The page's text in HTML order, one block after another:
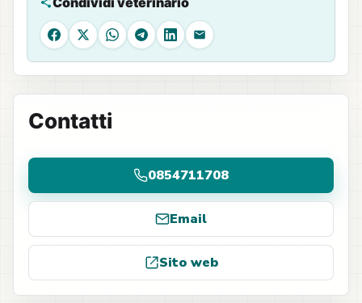
Facebook
X WhatsAppTelegram
LinkedIn
Email
Contatti
0854711708
Email
Sito web